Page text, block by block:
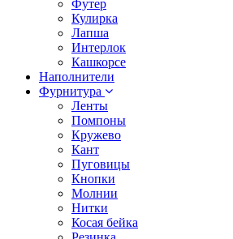
Футер
Кулирка
Лапша
Интерлок
Кашкорсе
Наполнители
Фурнитура
Ленты
Помпоны
Кружево
Кант
Пуговицы
Кнопки
Молнии
Нитки
Косая бейка